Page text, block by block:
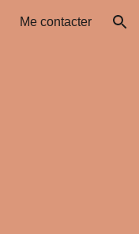
Me contacter